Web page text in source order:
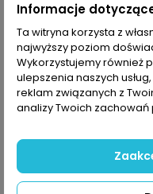
Opis
Wykonana z
głowę The North
podczas
oddychającemu
odprowadza
Informacje
Ta witryna korzysta z
najwyższy poziom
Wykorzystujemy również
ulepszenia naszych
reklam związanych z
analizy Twoich